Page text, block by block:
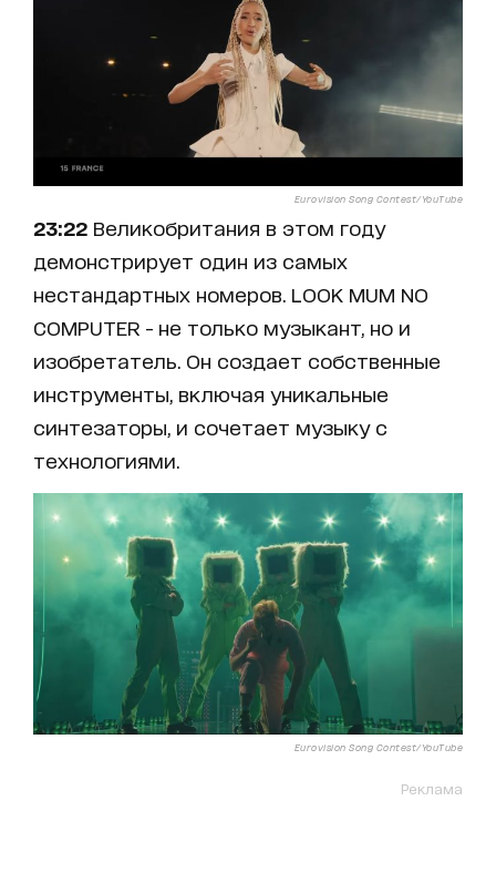
Eurovision Song Contest/YouTube
23:22 Великобритания в этом году
демонстрирует один из самых
нестандартных номеров. LOOK MUM NO
COMPUTER - не только музыкант, но и
изобретатель. Он создает собственные
инструменты, включая уникальные
синтезаторы, и сочетает музыку с
технологиями.
Eurovision Song Contest/YouTube
Реклама